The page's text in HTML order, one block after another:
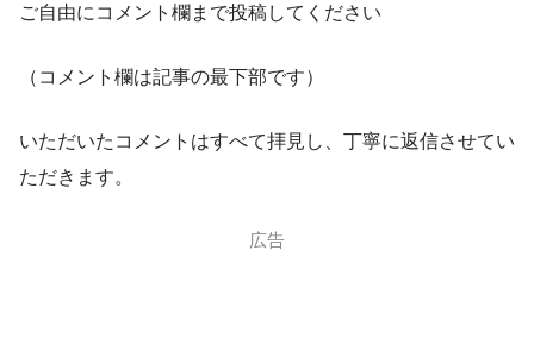
ご自由にコメント欄まで投稿してください
（コメント欄は記事の最下部です）
いただいたコメントはすべて拝見し、丁寧に返信させてい
ただきます。
広告